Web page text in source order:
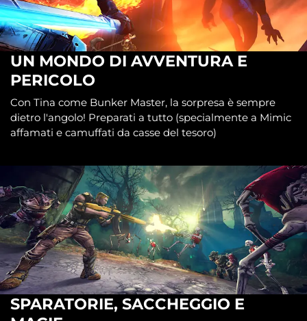
UN MONDO DI AVVENTURA E
PERICOLO
Con Tina come Bunker Master, la sorpresa è sempre
dietro l'angolo! Preparati a tutto (specialmente a Mimic
affamati e camuffati da casse del tesoro)
SPARATORIE, SACCHEGGIO E